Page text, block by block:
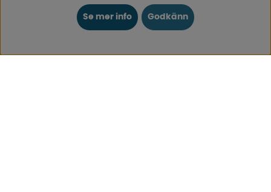
Registrera din retur
Se mer info Godkänn